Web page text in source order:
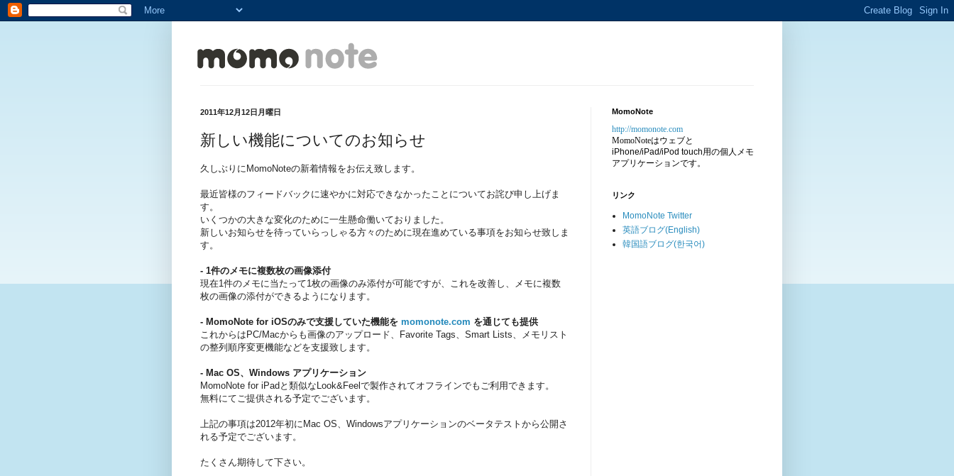
2011年12月12日月曜日
新しい機能についてのお知らせ
久しぶりにMomoNoteの新着情報をお伝え致します。
最近皆様のフィードバックに速やかに対応できなかったことについてお詫び申し上げま
す。
いくつかの大きな変化のために一生懸命働いておりました。
新しいお知らせを待っていらっしゃる方々のために現在進めている事項をお知らせ致しま
す。
- 1件のメモに複数枚の画像添付
現在1件のメモに当たって1枚の画像のみ添付が可能ですが、これを改善し、メモに複数
枚の画像の添付ができるようになります。
- MomoNote for iOSのみで支援していた機能を momonote.com を通じても提供
これからはPC/Macからも画像のアップロード、Favorite Tags、Smart Lists、メモリスト
の整列順序変更機能などを支援致します。
- Mac OS、Windows アプリケーション
MomoNote for iPadと類似なLook&Feelで製作されてオフラインでもご利用できます。
無料にてご提供される予定でございます。
上記の事項は2012年初にMac OS、Windowsアプリケーションのベータテストから公開さ
れる予定でございます。
たくさん期待して下さい。
MomoNote
http://momonote.com
MomoNoteはウェブと
iPhone/iPad/iPod touch用の個人メモ
アプリケーションです。
リンク
MomoNote Twitter
英語ブログ(English)
韓国語ブログ(한국어)